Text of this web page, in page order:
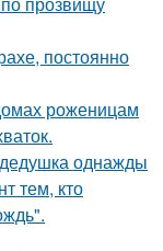
постоянно
роженицам
однажды
тем, кто